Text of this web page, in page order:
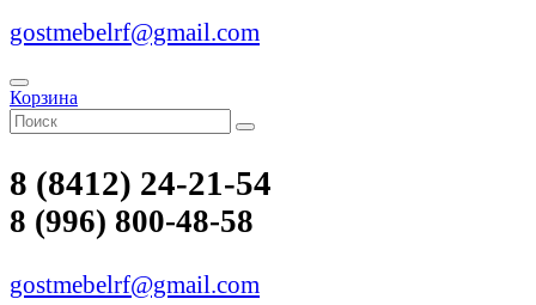
gostmebelrf@gmail.com
Корзина
8 (8412) 24-21-54
8 (996) 800-48-58
gostmebelrf@gmail.com